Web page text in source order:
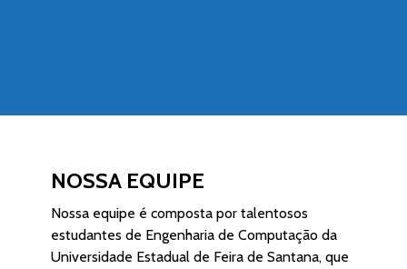
NOSSA EQUIPE
Nossa equipe é composta por talentosos
estudantes de Engenharia de Computação da
Universidade Estadual de Feira de Santana, que